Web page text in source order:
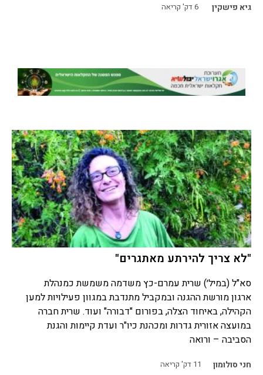
גיא פישקין 6דק' קריאה
"לא צריך להירתע מאתגרים"
סא"ל (במיל׳) שרית עמרם-כץ משדמה משמשת כמנהלת
ארגון מורשת ההגנה ובמקביל מתנדבת במגוון פעילויות למען
הקהילה, באיחוד הצלה, בפורום "דבורה" ועוד. שרית חברה
במועצה אזורית גדרות ומכהנת כיו"ר ועדת קיימות והגנת
הסביבה – ורואה
חני סולומון 11 דק' קריאה